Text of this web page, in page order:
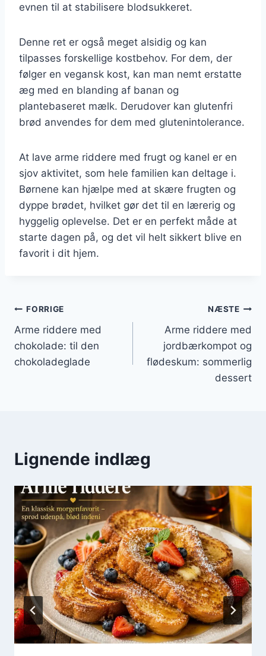
evnen til at stabilisere blodsukkeret.
Denne ret er også meget alsidig og kan
tilpasses forskellige kostbehov. For dem, der
følger en vegansk kost, kan man nemt erstatte
æg med en blanding af banan og
plantebaseret mælk. Derudover kan glutenfri
brød anvendes for dem med glutenintolerance.
At lave arme riddere med frugt og kanel er en
sjov aktivitet, som hele familien kan deltage i.
Børnene kan hjælpe med at skære frugten og
dyppe brødet, hvilket gør det til en lærerig og
hyggelig oplevelse. Det er en perfekt måde at
starte dagen på, og det vil helt sikkert blive en
favorit i dit hjem.
Indlægsnavigation
FORRIGE
Arme riddere med
chokolade: til den
chokoladeglade
NÆSTE
Arme riddere med
jordbærkompot og
flødeskum: sommerlig
dessert
Lignende indlæg